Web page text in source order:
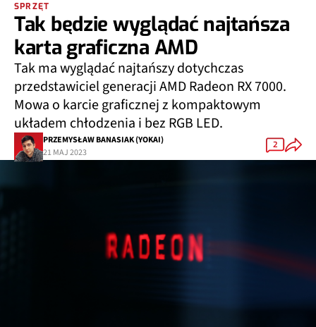
SPRZĘT
Tak będzie wyglądać najtańsza
karta graficzna AMD
Tak ma wyglądać najtańszy dotychczas
przedstawiciel generacji AMD Radeon RX 7000.
Mowa o karcie graficznej z kompaktowym
układem chłodzenia i bez RGB LED.
PRZEMYSŁAW BANASIAK (YOKAI)
21 MAJ 2023
2